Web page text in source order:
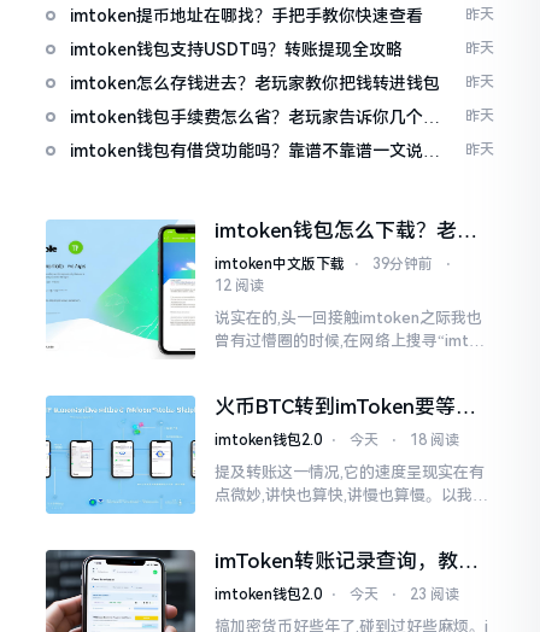
imtoken提币地址在哪找？手把手教你快速查看 昨天
imtoken钱包支持USDT吗？转账提现全攻略 昨天
imtoken怎么存钱进去？老玩家教你把钱转进钱包 昨天
imtoken钱包手续费怎么省？老玩家告诉你几个实
在招
昨天
imtoken钱包有借贷功能吗？靠谱不靠谱一文说清
昨天
imtoken钱包怎么下载？老用
户告诉你靠谱渠道
imtoken中文版下载 ⋅ 39分钟前
⋅
12 阅读
说实在的,头一回接触imtoken之际我也
曾有过懵圈的时候,在网络上搜寻“imtok
火币BTC转到imToken要等多
久？过来人说说真实情况
imtoken钱包2.0 ⋅ 今天 ⋅ 18 阅读
提及转账这一情况,它的速度呈现实在有
点微妙,讲快也算快,讲慢也算慢。以我从
账。可是
imToken转账记录查询，教你
正确查看方法
imtoken钱包2.0 ⋅ 今天 ⋅ 23 阅读
搞加密货币好些年了,碰到过好些麻烦。i